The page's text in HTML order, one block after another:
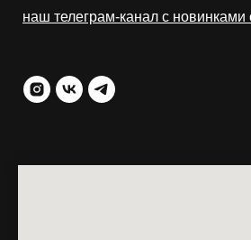
наш телеграм-канал с новинками